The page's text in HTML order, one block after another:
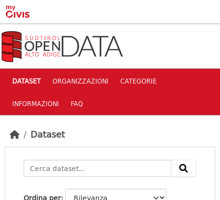
Skip to main content
DATASET ORGANIZZAZIONI CATEGORIE
INFORMAZIONI FAQ
Dataset
Ordina per